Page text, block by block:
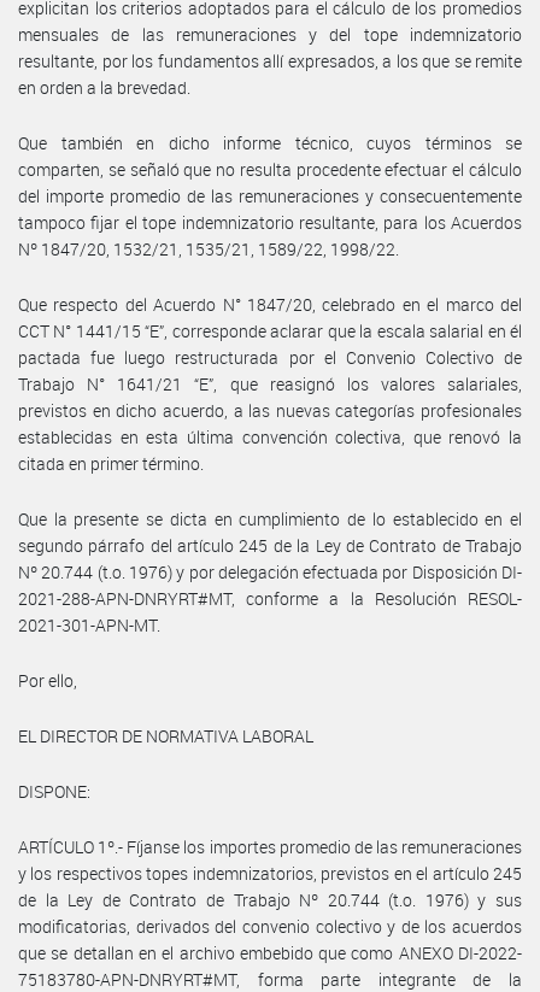
explicitan los criterios adoptados para el cálculo de los promedios
mensuales de las remuneraciones y del tope indemnizatorio
resultante, por los fundamentos allí expresados, a los que se remite
en orden a la brevedad.
Que también en dicho informe técnico, cuyos términos se
comparten, se señaló que no resulta procedente efectuar el cálculo
del importe promedio de las remuneraciones y consecuentemente
tampoco fijar el tope indemnizatorio resultante, para los Acuerdos
Nº 1847/20, 1532/21, 1535/21, 1589/22, 1998/22.
Que respecto del Acuerdo N° 1847/20, celebrado en el marco del
CCT N° 1441/15 “E”, corresponde aclarar que la escala salarial en él
pactada fue luego restructurada por el Convenio Colectivo de
Trabajo N° 1641/21 “E”, que reasignó los valores salariales,
previstos en dicho acuerdo, a las nuevas categorías profesionales
establecidas en esta última convención colectiva, que renovó la
citada en primer término.
Que la presente se dicta en cumplimiento de lo establecido en el
segundo párrafo del artículo 245 de la Ley de Contrato de Trabajo
Nº 20.744 (t.o. 1976) y por delegación efectuada por Disposición DI-
2021-288-APN-DNRYRT#MT, conforme a la Resolución RESOL-
2021-301-APN-MT.
Por ello,
EL DIRECTOR DE NORMATIVA LABORAL
DISPONE:
ARTÍCULO 1º.- Fíjanse los importes promedio de las remuneraciones
y los respectivos topes indemnizatorios, previstos en el artículo 245
de la Ley de Contrato de Trabajo Nº 20.744 (t.o. 1976) y sus
modificatorias, derivados del convenio colectivo y de los acuerdos
que se detallan en el archivo embebido que como ANEXO DI-2022-
75183780-APN-DNRYRT#MT, forma parte integrante de la